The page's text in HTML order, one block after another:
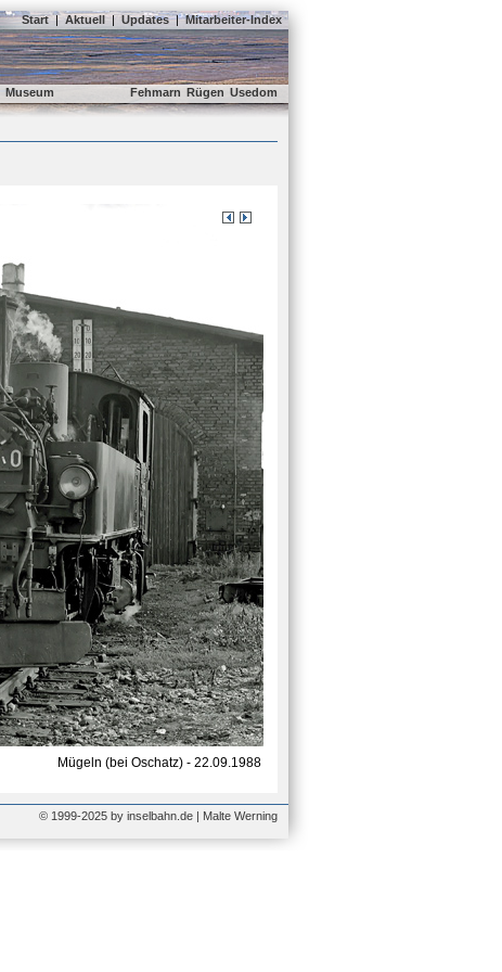
Start | Aktuell | Updates | Mitarbeiter-Index
Museum Fehmarn Rügen Usedom
Mügeln (bei Oschatz) - 22.09.1988
© 1999-2025 by inselbahn.de | Malte Werning